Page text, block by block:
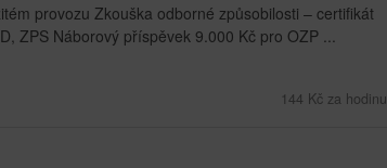
provozu Zkouška odborné způsobilosti – certifikát
ZPS Náborový příspěvek 9.000 Kč pro OZP ...
144 Kč za hodinu